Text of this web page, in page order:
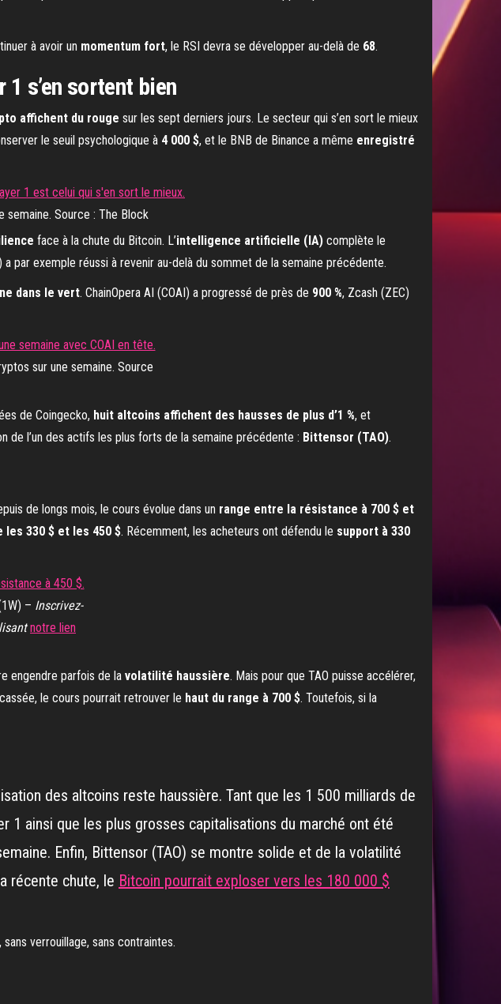
à avoir un momentum fort, le RSI devra se développer au-delà de 68.
s’en sortent bien
affichent du rouge sur les sept derniers jours. Le secteur qui s’en sort le mieux
le seuil psychologique à 4 000 $, et le BNB de Binance a même enregistré
Source : The Block
face à la chute du Bitcoin. L’intelligence artificielle (IA) complète le
a par exemple réussi à revenir au-delà du sommet de la semaine précédente.
dans le vert. ChainOpera AI (COAI) a progressé de près de 900 %, Zcash (ZEC)
sur une semaine. Source
de Coingecko, huit altcoins affichent des hausses de plus d’1 %, et
de l’un des actifs les plus forts de la semaine précédente : Bittensor (TAO).
de longs mois, le cours évolue dans un range entre la résistance à 700 $ et
330 $ et les 450 $. Récemment, les acheteurs ont défendu le support à 330
– Inscrivez-
notre lien
engendre parfois de la volatilité haussière. Mais pour que TAO puisse accélérer,
le cours pourrait retrouver le haut du range à 700 $. Toutefois, si la
des altcoins reste haussière. Tant que les 1 500 milliards de
1 ainsi que les plus grosses capitalisations du marché ont été
Enfin, Bittensor (TAO) se montre solide et de la volatilité
récente chute, le Bitcoin pourrait exploser vers les 180 000 $
verrouillage, sans contraintes.